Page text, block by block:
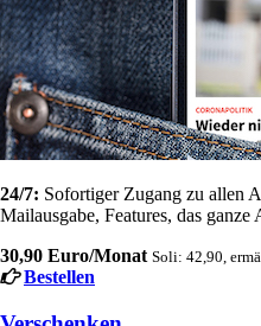
24/7: Sofortiger Zugang zu allen
Mailausgabe, Features, das ganze
30,90 Euro/Monat Soli: 42,90,
Bestellen